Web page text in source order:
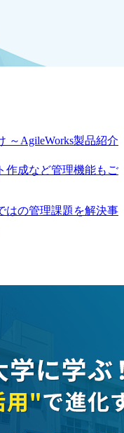
～AgileWorks製品紹介
作成など管理機能もご
はの管理課題を解決事